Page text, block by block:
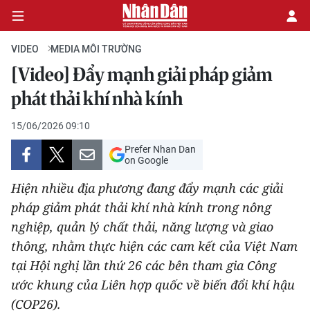
CHÍNH TRỊ
KINH TẾ
VĂN HÓA
XÃ HỘI
PHÁP LUẬT
DU LỊCH
THẾ GIỚI
VIDEO MEDIA MÔI TRƯỜNG
[Video] Đẩy mạnh giải pháp giảm
phát thải khí nhà kính
15/06/2026 09:10
Prefer Nhan Dan
on Google
Hiện nhiều địa phương đang đẩy mạnh các giải
pháp giảm phát thải khí nhà kính trong nông
nghiệp, quản lý chất thải, năng lượng và giao
thông, nhằm thực hiện các cam kết của Việt Nam
tại Hội nghị lần thứ 26 các bên tham gia Công
ước khung của Liên hợp quốc về biến đổi khí hậu
(COP26).